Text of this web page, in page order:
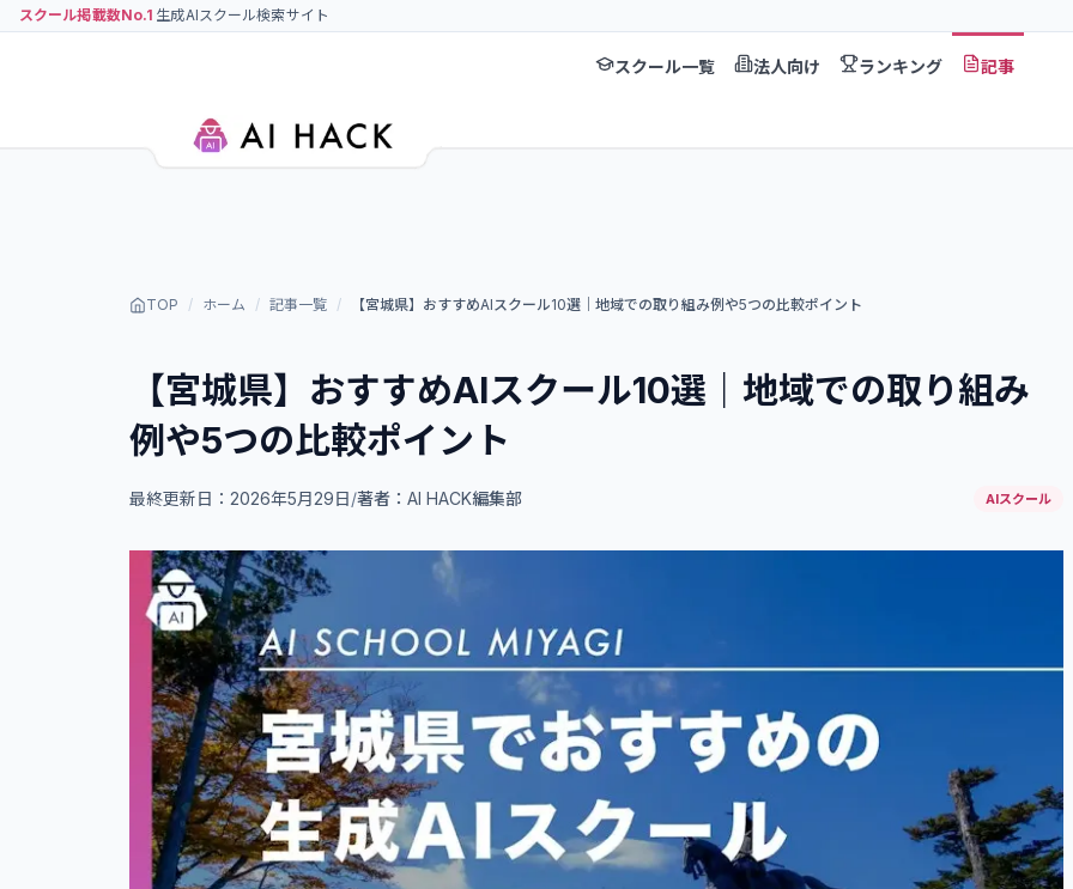
スクール掲載数No.1 生成AIスクール検索サイト
スクール一覧 法人向け ランキング 記事
TOP / ホーム / 記事一覧 / 【宮城県】おすすめAIスクール10選｜地域での取り組み例や5つの比較ポイント
【宮城県】おすすめAIスクール10選｜地域での取り組み
例や5つの比較ポイント
最終更新日： 2026年5月29日/著者： AI HACK編集部 AIスクール